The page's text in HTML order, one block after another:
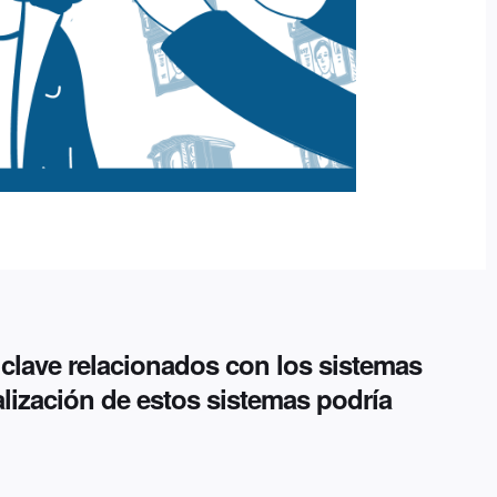
relacionados con los sistemas
de estos sistemas podría